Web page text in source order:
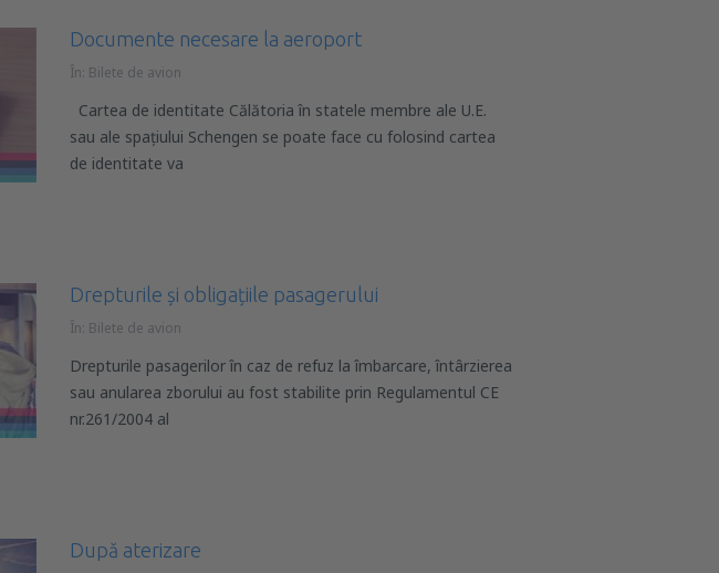
Documente necesare la aeroport
În: Bilete de avion
Cartea de identitate Călătoria în statele membre ale U.E.
sau ale spațiului Schengen se poate face cu folosind cartea
de identitate va
Drepturile și obligațiile pasagerului
În: Bilete de avion
Drepturile pasagerilor în caz de refuz la îmbarcare, întârzierea
sau anularea zborului au fost stabilite prin Regulamentul CE
nr.261/2004 al
După aterizare